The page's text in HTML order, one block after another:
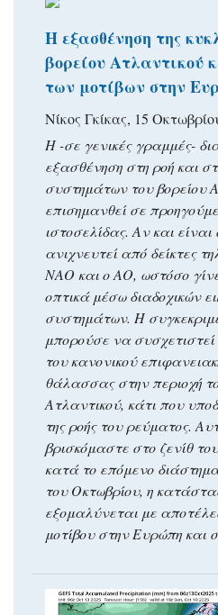
Η εξασθένηση της
βορείου Ατλαντικού
των μοτίβων στην
Νίκος Γκίκας, 15
Η -σε γενικές γραμμές-
εξασθένηση στη ροή και
συστημάτων του βορείου
επισημανθεί σε
ιστοσελίδας. Αν και
ανιχνευτεί από δείκτες
ΝΑΟ και ο ΑΟ, ωστόσο
οπτικά μέσω διαδοχικών
συστημάτων. Η
μπορούσε να συσχετιστεί
του κανονικού
θάλασσας στην περιοχή
Ατλαντικού, κάτι που
της ροής του ρεύματος.
βρισκόμαστε στο ζενίθ
κατά το επόμενο
του Οκτωβρίου, η
εξομαλύνεται με
μοτίβου στην Ευρώπη και